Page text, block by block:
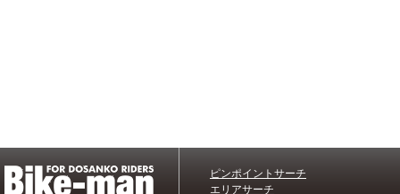
ピンポイントサーチ
エリアサーチ